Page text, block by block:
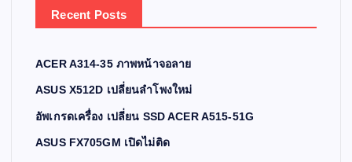
Recent Posts
ACER A314-35 ภาพหน้าจอลาย
ASUS X512D เปลี่ยนลำโพงใหม่
อัพเกรดเครื่อง เปลี่ยน SSD ACER A515-51G
ASUS FX705GM เปิดไม่ติด